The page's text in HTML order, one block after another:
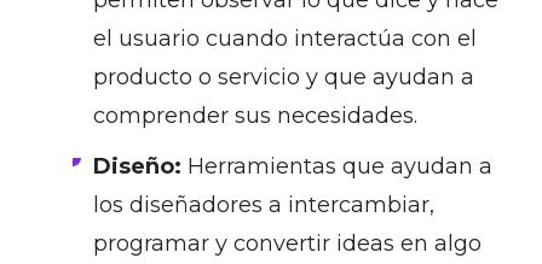
el usuario cuando interactúa con el
producto o servicio y que ayudan a
comprender sus necesidades.
Diseño: Herramientas que ayudan a
los diseñadores a intercambiar,
programar y convertir ideas en algo